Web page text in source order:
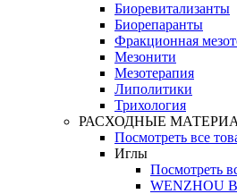
Биоревитализанты
Биорепаранты
Фракционная
Мезонити
Мезотерапия
Липолитики
Трихология
РАСХОДНЫЕ
Посмотреть все
Иглы
Посмотреть
WENZHOU